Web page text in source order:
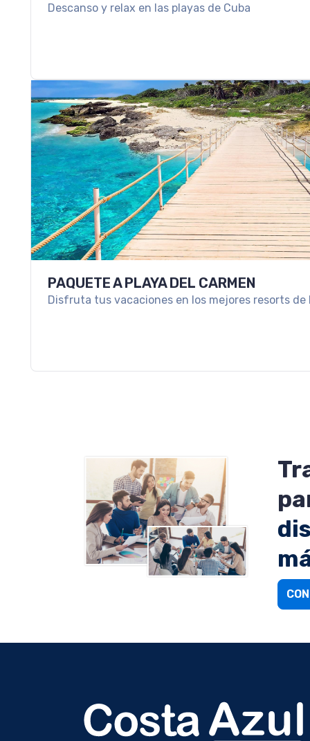
Descanso y relax en las playas de Cuba
PAQUETE A PLAYA DEL CARMEN
Disfruta tus vacaciones en los mejores resorts de